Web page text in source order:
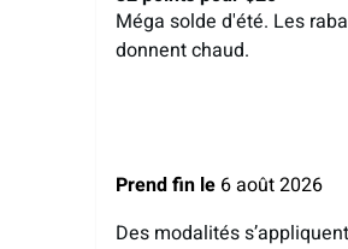
Méga solde d'été. Les
donnent chaud.
Prend fin le 6 août 2026
Des modalités s’appliquent